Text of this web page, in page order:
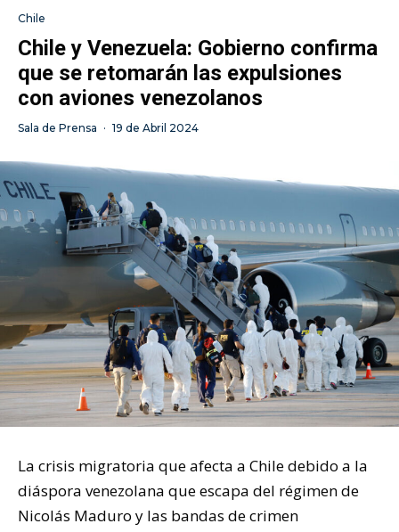
Chile
Chile y Venezuela: Gobierno confirma
que se retomarán las expulsiones
con aviones venezolanos
Sala de Prensa · 19 de Abril 2024
La crisis migratoria que afecta a Chile debido a la
diáspora venezolana que escapa del régimen de
Nicolás Maduro y las bandas de crimen